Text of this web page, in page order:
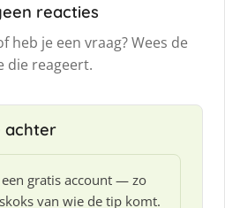
reacties
heb je een vraag? Wees de
die reageert.
achter
een gratis account — zo
van wie de tip komt.